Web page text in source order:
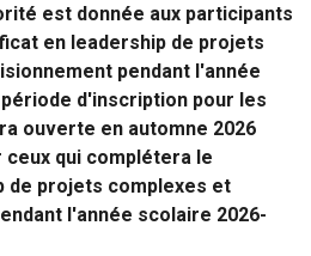
est donnée aux participants
en leadership de projets
pendant l'année
d'inscription pour les
ouverte en automne 2026
qui complétera le
de projets complexes et
l'année scolaire 2026-